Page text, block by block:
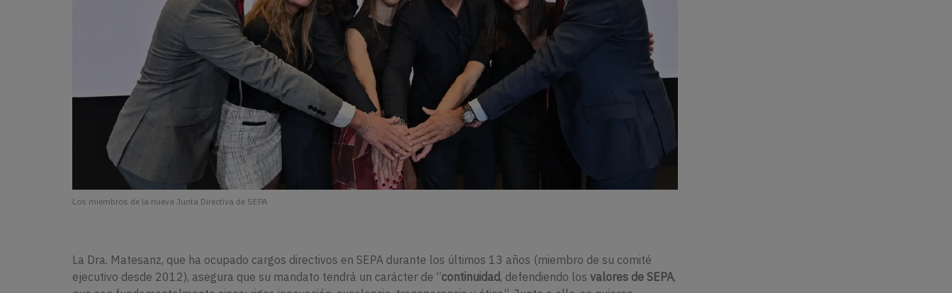
Los miembros de la nueva Junta Directiva de SEPA
La Dra. Matesanz, que ha ocupado cargos directivos en SEPA durante los últimos 13 años (miembro de su comité
ejecutivo desde 2012), asegura que su mandato tendrá un carácter de “continuidad, defendiendo los valores de SEPA,